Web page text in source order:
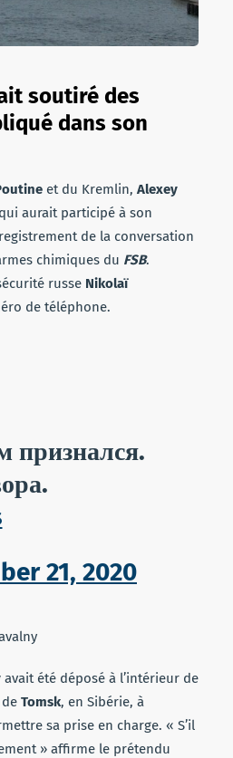
soutiré des
dans son
et du Kremlin, Alexey
aurait participé à son
de la conversation
chimiques du FSB.
russe Nikolaï
de téléphone.
признался.
21, 2020
avait été déposé à l’intérieur de
Tomsk, en Sibérie, à
sa prise en charge. « S’il
» affirme le prétendu